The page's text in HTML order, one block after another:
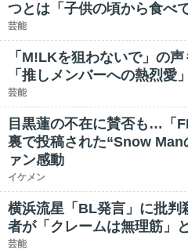
つとは「子供の頃から食べ
芸能
「M!LKを狙わないで」の
「推しメンバーへの熱烈愛
芸能
目黒蓮の不在に賛否も…「
裏で投稿された“Snow Man
ァン感動
イケメン
横浜流星「BL発言」に批判
者が「クレームは無理筋」
芸能